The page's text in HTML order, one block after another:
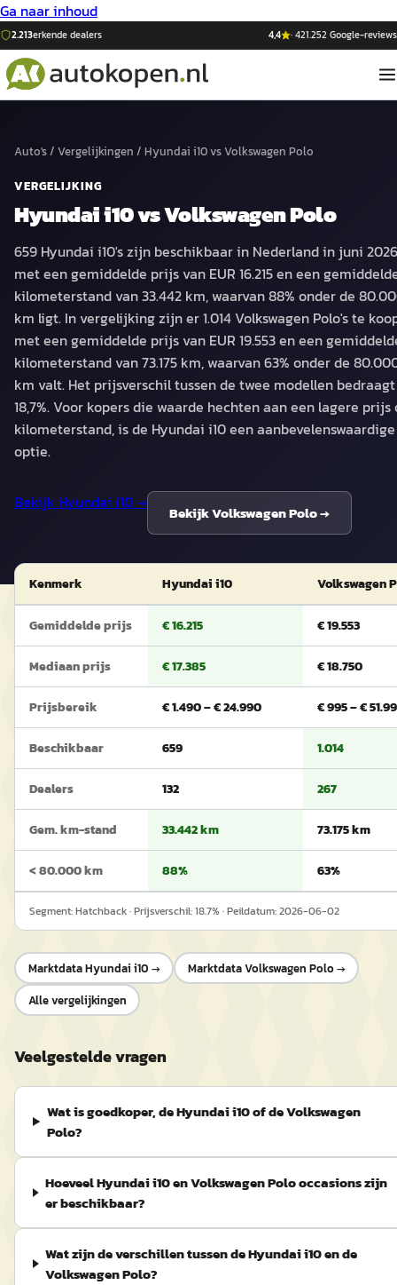
Ga naar inhoud
2.213erkende dealers 4,4 ·421.252Google-reviews
Auto's/ Vergelijkingen / Hyundai i10vsVolkswagen Polo
VERGELIJKING
Hyundai i10vsVolkswagen Polo
659 Hyundai i10's zijn beschikbaar in Nederland in juni
met een gemiddelde prijs van EUR 16.215 en een
kilometerstand van 33.442 km, waarvan 88% onder de
km ligt. In vergelijking zijn er 1.014 Volkswagen Polo's te
met een gemiddelde prijs van EUR 19.553 en een
kilometerstand van 73.175 km, waarvan 63% onder de
km valt. Het prijsverschil tussen de twee modellen bedraagt
18,7%. Voor kopers die waarde hechten aan een lagere prijs
kilometerstand, is de Hyundai i10 een aanbevelenswaardige
optie.
Bekijk Hyundai i10→
BekijkVolkswagen Polo→
Kenmerk Hyundai i10 Volkswagen
Gemiddelde prijs € 16.215 € 19.553
Mediaan prijs € 17.385 € 18.750
Prijsbereik € 1.490 – € 24.990 € 995 – €
Beschikbaar 659 1.014
Dealers 132 267
Gem. km-stand 33.442 km 73.175 km
< 80.000 km 88% 63%
Segment:Hatchback· Prijsverschil:18.7% · Peildatum:2026-06-02
MarktdataHyundai i10 → MarktdataVolkswagen Polo→
Alle vergelijkingen
Veelgestelde vragen
Wat is goedkoper, de Hyundai i10 of de Volkswagen
Polo?
Hoeveel Hyundai i10 en Volkswagen Polo occasions zijn
er beschikbaar?
Wat zijn de verschillen tussen de Hyundai i10 en de
Volkswagen Polo?